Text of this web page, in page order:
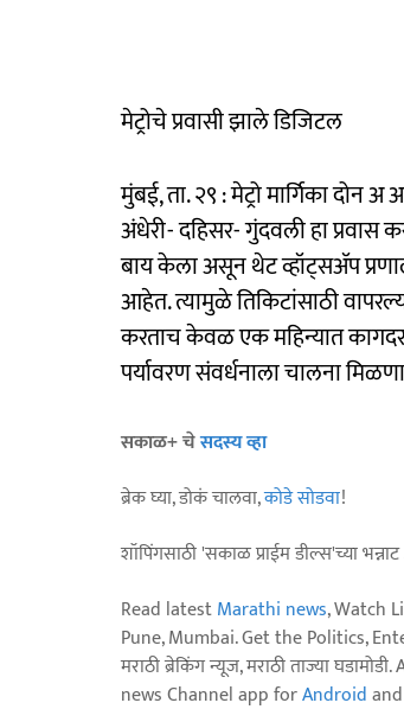
मेट्रोचे प्रवासी झाले डिजिटल
मुंबई, ता. २९ : मेट्रो मार्गिका दोन
अंधेरी- दहिसर- गुंदवली हा प्रवास
बाय केला असून थेट व्हॉट्सॲप
आहेत. त्यामुळे तिकिटांसाठी
करताच केवळ एक महिन्यात
पर्यावरण संवर्धनाला चालना
सकाळ+ चेसदस्य व्हा
ब्रेक घ्या, डोकं चालवा,कोडे सोडवा!
शॉपिंगसाठी 'सकाळ प्राईम डील्स'च्या
Read latestMarathi news, Watch
Pune, Mumbai. Get the Politics,
मराठी ब्रेकिंग न्यूज, मराठी ताज्या
news Channel app forAndroidand